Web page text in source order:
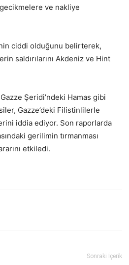
ve nakliye
ciddi olduğunu belirterek,
saldırılarını Akdeniz ve Hint
Şeridi’ndeki Hamas gibi
Gazze’deki Filistinlilerle
iddia ediyor. Son raporlarda
gerilimin tırmanması
etkiledi.
Sonraki İçerik